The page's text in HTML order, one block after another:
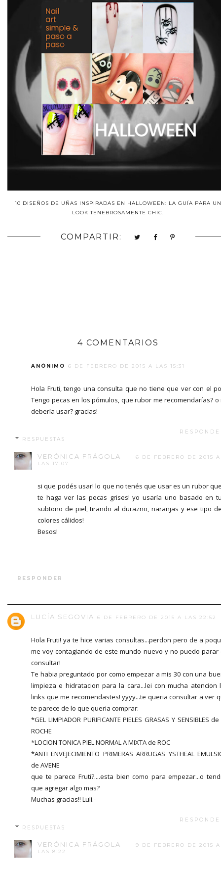
10 DISEÑOS DE UÑAS INSPIRADAS EN HALLOWEEN: LA GUÍA PARA UN
LOOK TENEBROSAMENTE CHIC.
COMPARTIR:
4 COMENTARIOS
ANÓNIMO 6 DE FEBRERO DE 2015 A LAS 15:31
Hola Fruti, tengo una consulta que no tiene que ver con el
Tengo pecas en los pómulos, que rubor me recomendarías? o
debería usar? gracias!
RESPUESTAS
VERÓNICA FRÁGOLA
6 DE FEBRERO DE 2015 A
LAS 17:07
si que podés usar! lo que no tenés que usar es un rubor
te haga ver las pecas grises! yo usaría uno basado en
subtono de piel, tirando al durazno, naranjas y ese tipo
colores cálidos!
Besos!
RESPONDER
LUCÍA SEGOVIA 6 DE FEBRERO DE 2015 A LAS 22:52
Hola Fruti! ya te hice varias consultas...perdon pero de a
me voy contagiando de este mundo nuevo y no puedo parar
consultar!
Te habia preguntado por como empezar a mis 30 con una
limpieza e hidratacion para la cara...lei con mucha atencion
links que me recomendastes! yyyy...te queria consultar a ver
te parece de lo que queria comprar:
*GEL LIMPIADOR PURIFICANTE PIELES GRASAS Y SENSIBLES de
ROCHE
*LOCION TONICA PIEL NORMAL A MIXTA de ROC
*ANTI ENVEJECIMIENTO PRIMERAS ARRUGAS YSTHEAL
de AVENE
que te parece Fruti?....esta bien como para empezar...o
que agregar algo mas?
Muchas gracias!! Luli.-
RESPUESTAS
VERÓNICA FRÁGOLA
9 DE FEBRERO DE 2015 A
LAS 8:22